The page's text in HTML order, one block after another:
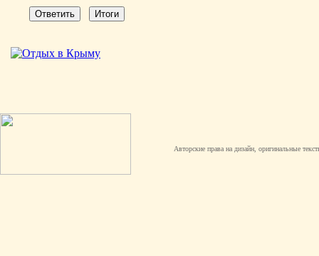
Авторские права на дизайн, оригинальные